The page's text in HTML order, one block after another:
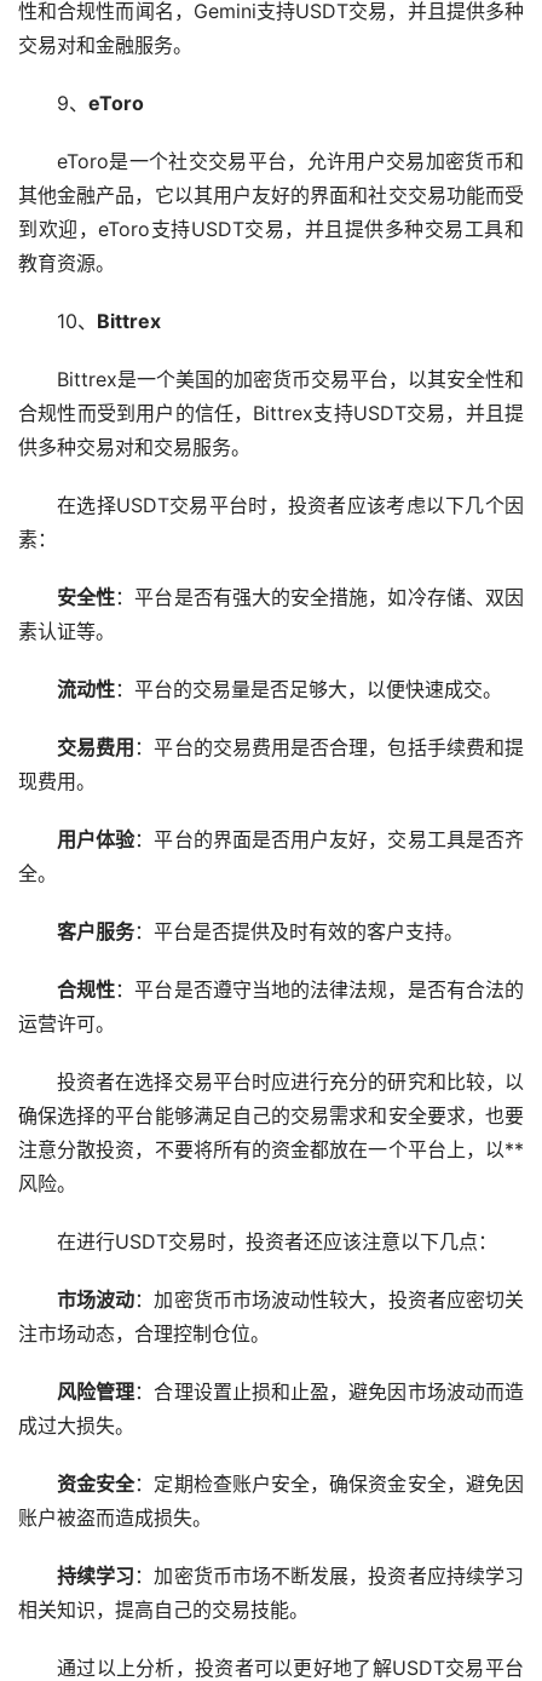
性和合规性而闻名，Gemini支持USDT交易，并且提供多种
交易对和金融服务。
9、 eToro
eToro是一个社交交易平台，允许用户交易加密货币和
其他金融产品，它以其用户友好的界面和社交交易功能而受
到欢迎，eToro支持USDT交易，并且提供多种交易工具和
教育资源。
10、 Bittrex
Bittrex是一个美国的加密货币交易平台，以其安全性和
合规性而受到用户的信任，Bittrex支持USDT交易，并且提
供多种交易对和交易服务。
在选择USDT交易平台时，投资者应该考虑以下几个因
素：
安全性：平台是否有强大的安全措施，如冷存储、双因
素认证等。
流动性：平台的交易量是否足够大，以便快速成交。
交易费用 ：平台的交易费用是否合理，包括手续费和提
现费用。
用户体验：平台的界面是否用户友好，交易工具是否齐
全。
客户服务：平台是否提供及时有效的客户支持。
合规性：平台是否遵守当地的法律法规，是否有合法的
运营许可。
投资者在选择交易平台时应进行充分的研究和比较，以
确保选择的平台能够满足自己的交易需求和安全要求，也要
注意分散投资，不要将所有的资金都放在一个平台上，以**
风险。
在进行USDT交易时，投资者还应该注意以下几点：
市场波动：加密货币市场波动性较大，投资者应密切关
注市场动态，合理控制仓位。
风险管理：合理设置止损和止盈，避免因市场波动而造
成过大损失。
资金安全：定期检查账户安全，确保资金安全，避免因
账户被盗而造成损失。
持续学习 ：加密货币市场不断发展，投资者应持续学习
相关知识，提高自己的交易技能。
通过以上分析，投资者可以更好地了解USDT交易平台